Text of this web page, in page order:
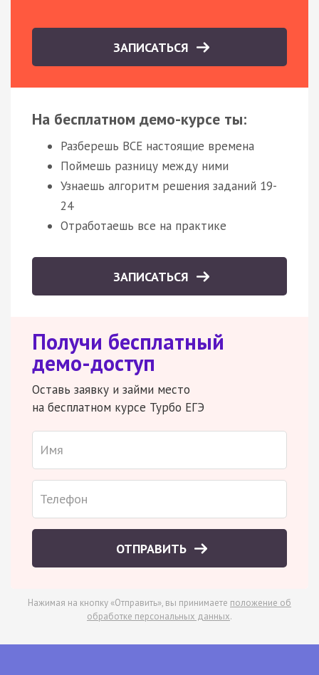
ЗАПИСАТЬСЯ
На бесплатном демо-курсе ты:
Разберешь ВСЕ настоящие времена
Поймешь разницу между ними
Узнаешь алгоритм решения заданий 19-
24
Отработаешь все на практике
ЗАПИСАТЬСЯ
Получи бесплатный
демо-доступ
Оставь заявку и займи место
на бесплатном курсе Турбо ЕГЭ
ОТПРАВИТЬ
Нажимая на кнопку «Отправить», вы принимаете положение об
обработке персональных данных.